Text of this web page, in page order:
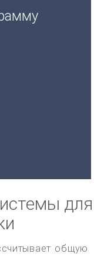
для
общую